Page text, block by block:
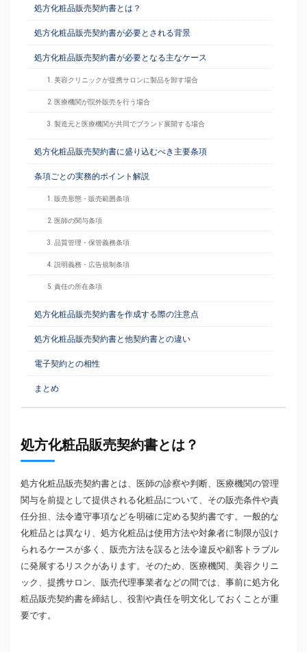
処方化粧品販売契約書とは？
処方化粧品販売契約書が必要とされる背景
処方化粧品販売契約書が必要となる主なケース
1. 美容クリニックが提携サロンに製品を卸す場合
2. 医療機関が院外販売を行う場合
3. 製造元と医療機関が共同でブランド展開する場合
処方化粧品販売契約書に盛り込むべき主要条項
条項ごとの実務的ポイント解説
1. 販売形態・販売範囲条項
2. 医師の関与条項
3. 品質管理・保管義務条項
4. 説明義務・広告規制条項
5. 責任の所在条項
処方化粧品販売契約書を作成する際の注意点
処方化粧品販売契約書と他契約書との違い
電子契約との相性
まとめ
処方化粧品販売契約書とは？
処方化粧品販売契約書とは、医師の診察や判断、医療機関の管理
関与を前提として提供される化粧品について、その販売条件や責
任分担、法令遵守事項などを明確に定める契約書です。一般的な
化粧品とは異なり、処方化粧品は使用方法や対象者に制限が設け
られるケースが多く、販売方法を誤ると法令違反や顧客トラブル
に発展するリスクがあります。そのため、医療機関、美容クリニ
ック、提携サロン、販売代理事業者などの間では、事前に処方化
粧品販売契約書を締結し、役割や責任を明文化しておくことが重
要です。